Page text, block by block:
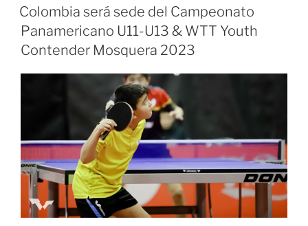
EL
Colombia será sede del Campeonato
Panamericano U11-U13 & WTT Youth
Contender Mosquera 2023